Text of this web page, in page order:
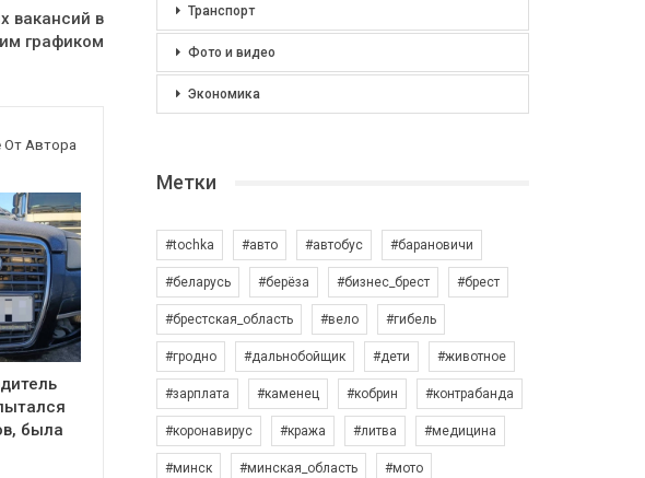
вакансий в
графиком
От Автора
была
Транспорт
Фото и видео
Экономика
Метки
#tochka #авто #автобус #барановичи
#беларусь #берёза #бизнес_брест #брест
#брестская_область #вело #гибель
#гродно #дальнобойщик #дети #животное
#зарплата #каменец #кобрин #контрабанда
#коронавирус #кража #литва #медицина
#минск #минская_область #мото